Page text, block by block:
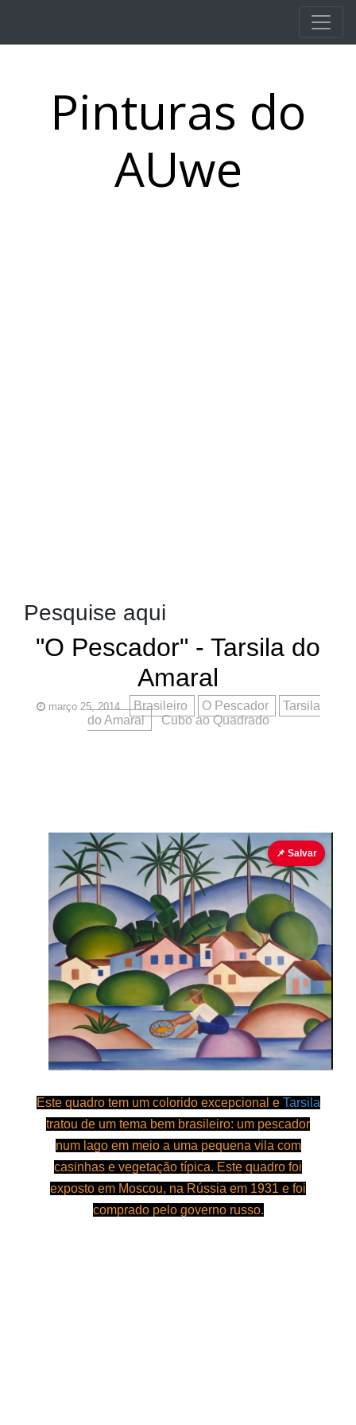
Pinturas do
AUwe
Pesquise aqui
"O Pescador" - Tarsila do
Amaral
março 25, 2014 Brasileiro O Pescador
Tarsila
do Amaral
Cubo ao Quadrado
📌 Salvar
Este quadro tem um colorido excepcional e Tarsila
tratou de um tema bem brasileiro: um pescador
num lago em meio a uma pequena vila com
casinhas e vegetação típica. Este quadro foi
exposto em Moscou, na Rússia em 1931 e foi
comprado pelo governo russo.